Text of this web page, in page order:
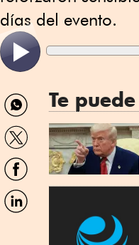
días del evento.
Compartir
por
WhatsApp
Compartir
por
Twitter
Compartir
por
Facebook
Compartir
por
Te